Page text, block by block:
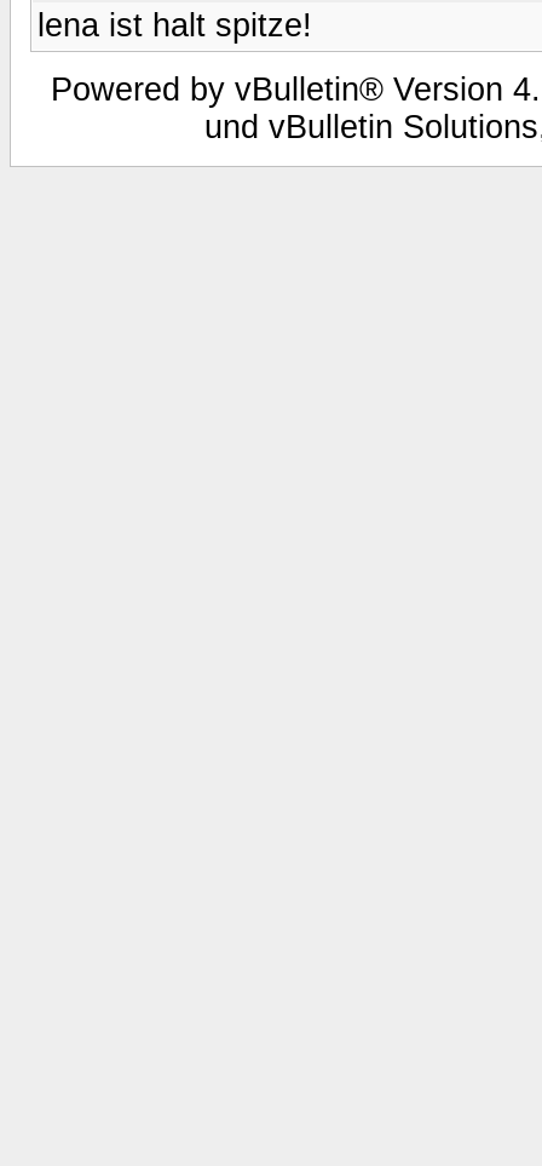
lena ist halt spitze!
Powered by vBulletin® Version
und vBulletin